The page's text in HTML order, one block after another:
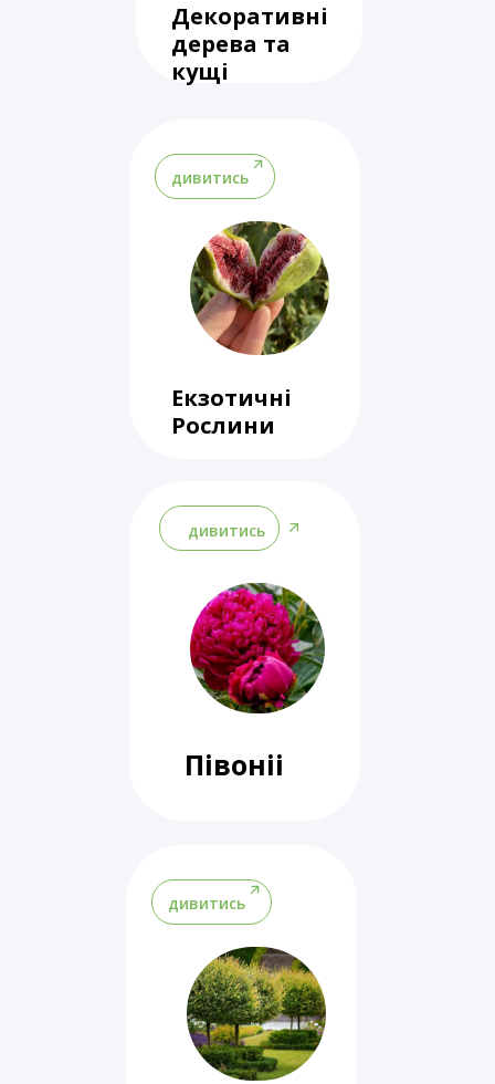
Екзотичні
Рослини
дивитись
Декоративні
дерева та
кущі
Півоніі
дивитись
дивитись